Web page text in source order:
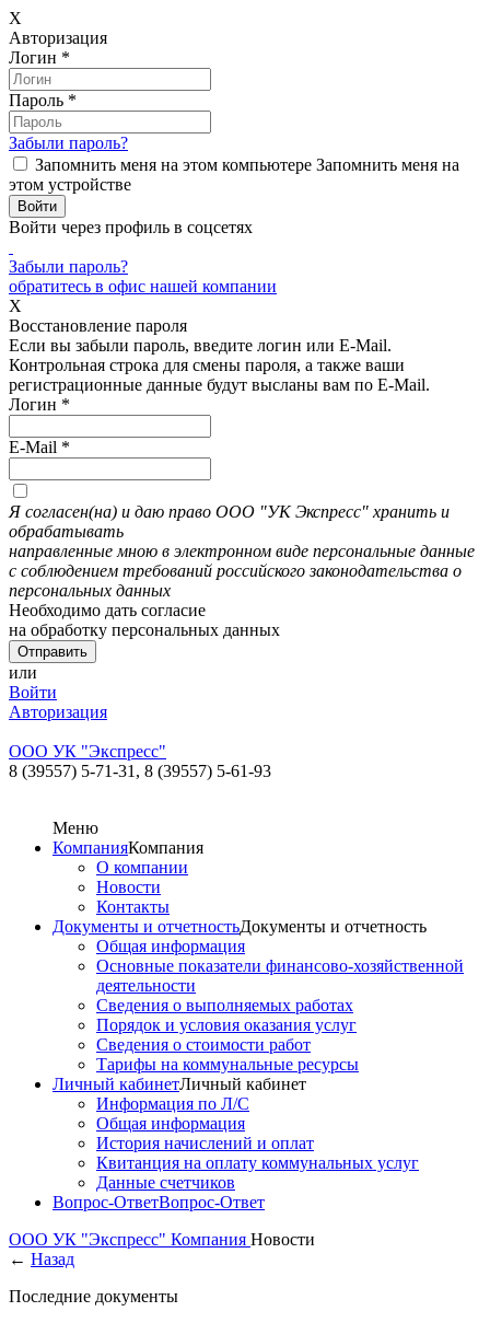
X
Авторизация
Логин *
Пароль *
Забыли пароль?
Запомнить меня на этом компьютере Запомнить меня на
этом устройстве
Войти через профиль в соцсетях
Забыли пароль?
обратитесь в офис нашей компании
X
Восстановление пароля
Если вы забыли пароль, введите логин или E-Mail.
Контрольная строка для смены пароля, а также ваши
регистрационные данные будут высланы вам по E-Mail.
Логин *
E-Mail *
Я согласен(на) и даю право ООО "УК Экспресс" хранить и
обрабатывать
направленные мною в электронном виде персональные данные
с соблюдением требований российского законодательства о
персональных данных
Необходимо дать согласие
на обработку персональных данных
или
Войти
Авторизация
ООО УК "Экспресс"
8 (39557) 5-71-31, 8 (39557) 5-61-93
Меню
КомпанияКомпания
О компании
Новости
Контакты
Документы и отчетностьДокументы и отчетность
Общая информация
Основные показатели финансово-хозяйственной
деятельности
Сведения о выполняемых работах
Порядок и условия оказания услуг
Сведения о стоимости работ
Тарифы на коммунальные ресурсы
Личный кабинетЛичный кабинет
Информация по Л/С
Общая информация
История начислений и оплат
Квитанция на оплату коммунальных услуг
Данные счетчиков
Вопрос-ОтветВопрос-Ответ
ООО УК "Экспресс" Компания Новости
← Назад
Последние документы